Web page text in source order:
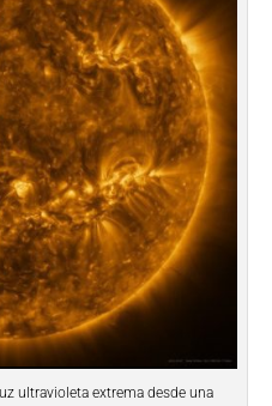
ultravioleta extrema desde una